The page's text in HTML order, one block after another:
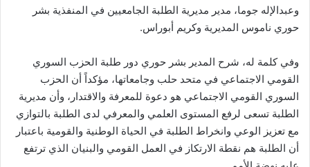
وعبدالإله جوما، مدير مديرية الطلبة الجامعيين في المنفذية بشر
حوري ناموس المديرية وكريم أبوراس.
وفي كلمة له، شرح المدير بشر حوري دور طلبة الحزب السوري
القومي الاجتماعي في متحد حلب وجامعاتها، مؤكداً أن الحزب
السوري القومي الاجتماعي هو دعوة للمعرفة والاقتدار، وأن مديرية
الطلبة تسعى لرفع المستوى العلمي والمعرفي لدى الطلبة بالتوازي
مع تعزيز الوعي وانخراط الطلبة في الحياة الوطنية والقومية باعتبار
أن الطلبة هم نقطة الارتكاز في العمل القومي والبنيان الذي ترتفع